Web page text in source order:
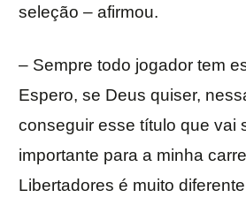
seleção – afirmou.
– Sempre todo jogador tem
Espero, se Deus quiser,
conseguir esse título que vai
importante para a minha
Libertadores é muito